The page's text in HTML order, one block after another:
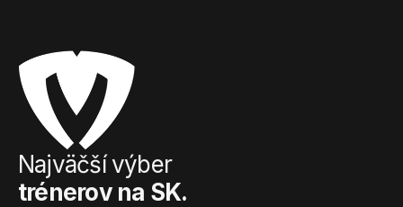
Najväčší výber
trénerov na SK.